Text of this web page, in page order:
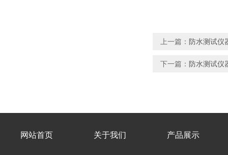
上一篇： 防水测试仪
下一篇： 防水测试仪
网站首页 关于我们 产品展示